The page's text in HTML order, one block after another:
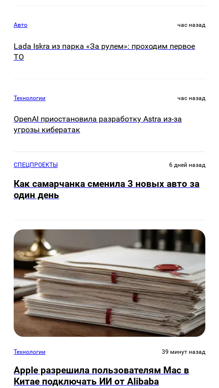
Авто час назад
Lada Iskra из парка «За рулем»: проходим первое
ТО
Технологии час назад
OpenAI приостановила разработку Astra из-за
угрозы кибератак
СПЕЦПРОЕКТЫ 6 дней назад
Как самарчанка сменила 3 новых авто за
один день
Технологии 39 минут назад
Apple разрешила пользователям Mac в
Китае подключать ИИ от Alibaba